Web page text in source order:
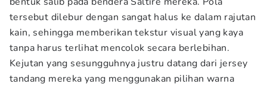
tersebut dilebur dengan sangat halus ke dalam rajutan
kain, sehingga memberikan tekstur visual yang kaya
tanpa harus terlihat mencolok secara berlebihan.
Kejutan yang sesungguhnya justru datang dari jersey
tandang mereka yang menggunakan pilihan warna